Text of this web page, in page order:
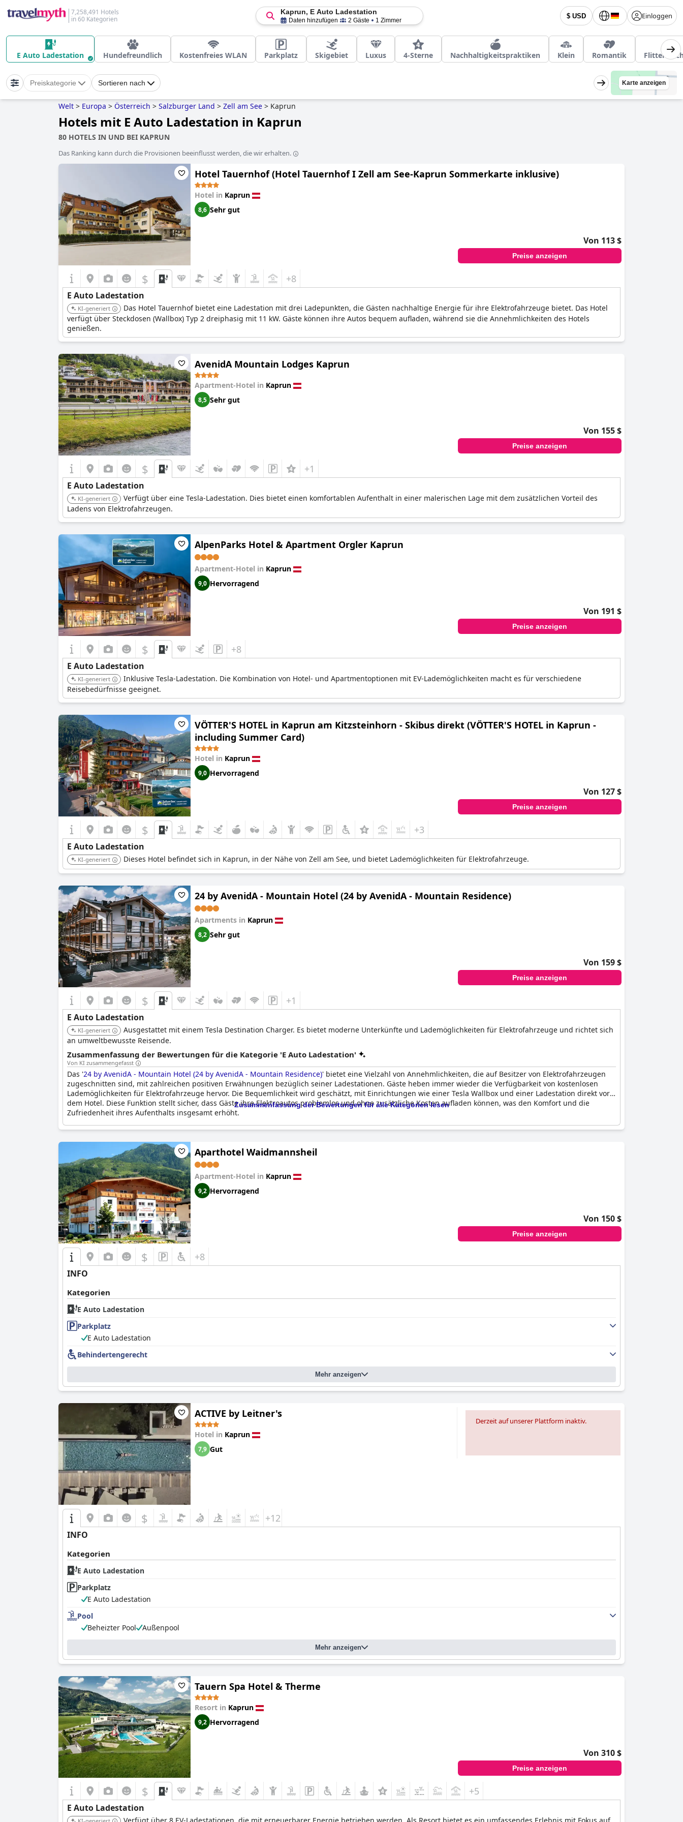
7,258,491 Hotels
in 60 Kategorien
$ USD Einloggen
Kaprun, E Auto Ladestation
Daten hinzufügen 2 Gäste 1 Zimmer
E Auto Ladestation Hundefreundlich Kostenfreies WLAN Parkplatz Skigebiet Luxus 4-Sterne Nachhaltigkeitspraktiken Klein Romantik
Preiskategorie Sortieren nach Karte anzeigen
Welt > Europa > Österreich > Salzburger Land > Zell am See > Kaprun
Hotels mit E Auto Ladestation in Kaprun
80 HOTELS IN UND BEI KAPRUN
Das Ranking kann durch die Provisionen beeinflusst werden, die wir erhalten.
Hotel Tauernhof (Hotel Tauernhof I Zell am See-Kaprun Sommerkarte inklusive)
Hotel in Kaprun
8,6 Sehr gut
Von 113 $
Preise anzeigen
$ +8
E Auto Ladestation
KI-generiert
Das Hotel Tauernhof bietet eine Ladestation mit drei Ladepunkten, die Gästen nachhaltige Energie für ihre Elektrofahrzeuge bietet. Das Hotel
verfügt über Steckdosen (Wallbox) Typ 2 dreiphasig mit 11 kW. Gäste können ihre Autos bequem aufladen, während sie die Annehmlichkeiten des Hotels
genießen.
AvenidA Mountain Lodges Kaprun
Apartment-Hotel in Kaprun
8,5 Sehr gut
Von 155 $
Preise anzeigen
$ +1
E Auto Ladestation
KI-generiert
Verfügt über eine Tesla-Ladestation. Dies bietet einen komfortablen Aufenthalt in einer malerischen Lage mit dem zusätzlichen Vorteil des
Ladens von Elektrofahrzeugen.
AlpenParks Hotel & Apartment Orgler Kaprun
Apartment-Hotel in Kaprun
9,0 Hervorragend
Von 191 $
Preise anzeigen
$ +8
E Auto Ladestation
KI-generiert
Inklusive Tesla-Ladestation. Die Kombination von Hotel- und Apartmentoptionen mit EV-Lademöglichkeiten macht es für verschiedene
Reisebedürfnisse geeignet.
VÖTTER'S HOTEL in Kaprun am Kitzsteinhorn - Skibus direkt (VÖTTER'S HOTEL in Kaprun -
including Summer Card)
Hotel in Kaprun
9,0 Hervorragend
Von 127 $
Preise anzeigen
$ +3
E Auto Ladestation
KI-generiert Dieses Hotel befindet sich in Kaprun, in der Nähe von Zell am See, und bietet Lademöglichkeiten für Elektrofahrzeuge.
24 by AvenidA - Mountain Hotel (24 by AvenidA - Mountain Residence)
Apartments in Kaprun
8,2 Sehr gut
Von 159 $
Preise anzeigen
$ +1
E Auto Ladestation
KI-generiert
Ausgestattet mit einem Tesla Destination Charger. Es bietet moderne Unterkünfte und Lademöglichkeiten für Elektrofahrzeuge und richtet sich
an umweltbewusste Reisende.
Zusammenfassung der Bewertungen für die Kategorie 'E Auto Ladestation'
Von KI zusammengefasst
Das '24 by AvenidA - Mountain Hotel (24 by AvenidA - Mountain Residence)' bietet eine Vielzahl von Annehmlichkeiten, die auf Besitzer von Elektrofahrzeugen
zugeschnitten sind, mit zahlreichen positiven Erwähnungen bezüglich seiner Ladestationen. Gäste heben immer wieder die Verfügbarkeit von kostenlosen
Lademöglichkeiten für Elektrofahrzeuge hervor. Die Bequemlichkeit wird geschätzt, mit Einrichtungen wie einer Tesla Wallbox und einer Ladestation direkt vor
dem Hotel. Diese Funktion stellt sicher, dass Gäste ihre Elektroautos problemlos und ohne zusätzliche Kosten aufladen können, was den Komfort und die
Zufriedenheit ihres Aufenthalts insgesamt erhöht.
Zusammenfassung der Bewertungen für alle Kategorien lesen
Aparthotel Waidmannsheil
Apartment-Hotel in Kaprun
9,2 Hervorragend
Von 150 $
Preise anzeigen
$ +8
INFO
Kategorien
E Auto Ladestation
Parkplatz
E Auto Ladestation
Behindertengerecht
Mehr anzeigen
ACTIVE by Leitner's
Hotel in Kaprun
7,9 Gut
Derzeit auf unserer Plattform inaktiv.
$ +12
INFO
Kategorien
E Auto Ladestation
Parkplatz
E Auto Ladestation
Pool
Beheizter Pool
Außenpool
Mehr anzeigen
Tauern Spa Hotel & Therme
Resort in Kaprun
9,2 Hervorragend
Von 310 $
Preise anzeigen
$ +5
E Auto Ladestation